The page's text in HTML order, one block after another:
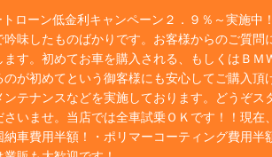
ローン低金利キャンペーン２．９％～実施中
吟味したものばかりです。お客様からのご質問
ます。初めてお車を購入される、もしくはＢＭ
のが初めてという御客様にも安心してご購入頂
ンテナンスなどを実施しております。どうぞス
さいませ。当店では全車試乗ＯＫです！！現在
納車費用半額！・ポリマーコーティング費用